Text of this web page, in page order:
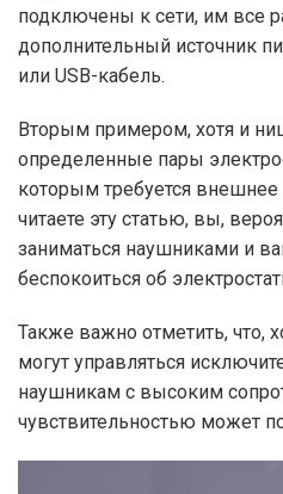
подключены к сети, им все
дополнительный источник
или USB-кабель.
Вторым примером, хотя и
определенные пары
которым требуется
читаете эту статью, вы,
заниматься наушниками и
беспокоиться об
Также важно отметить, что,
могут управляться
наушникам с высоким
чувствительностью может